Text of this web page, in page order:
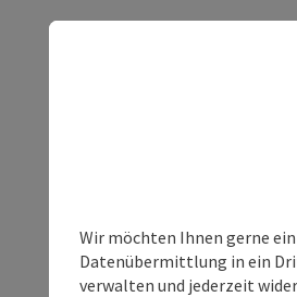
Wir möchten Ihnen gerne
Datenübermittlung in ein
verwalten und jederzeit